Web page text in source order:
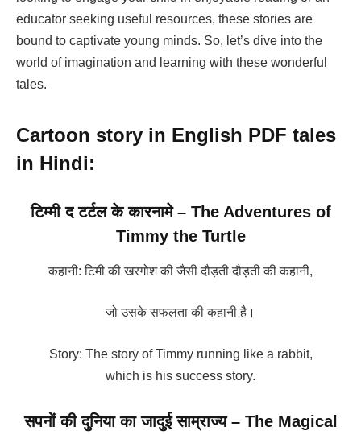
educator seeking useful resources, these stories are
bound to captivate young minds. So, let’s dive into the
world of imagination and learning with these wonderful
tales.
Cartoon story in English PDF tales
in Hindi:
टिम्मी द टर्टल के कारनामे – The Adventures of
Timmy the Turtle
कहानी: टिमी की खरगोश की जैसी दौड़ती दौड़ती की कहानी,
जो उसके सफलता की कहानी है।
Story: The story of Timmy running like a rabbit,
which is his success story.
सपनों की दुनिया का जादुई साम्राज्य – The Magical